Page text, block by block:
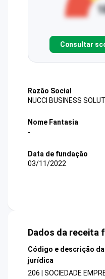
Consultar
Razão Social
NUCCI BUSINESS
Nome Fantasia
-
Data de fundação
03/11/2022
Dados da receita
Código e descrição
jurídica
206 | SOCIEDADE